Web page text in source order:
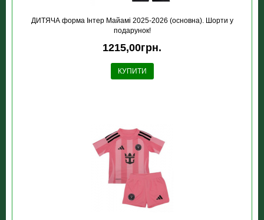
ДИТЯЧА форма Інтер Майамі 2025-2026 (основна). Шорти у
подарунок!
1215,00грн.
КУПИТИ